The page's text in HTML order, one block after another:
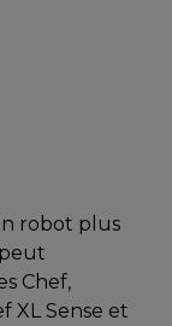
robot plus
Chef,
XL Sense et